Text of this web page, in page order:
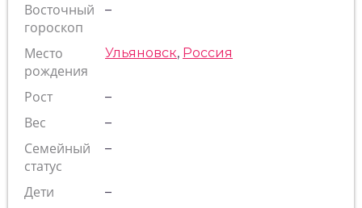
Восточный
гороскоп
–
Место
рождения
Ульяновск, Россия
Рост –
Вес –
Семейный
статус
–
Дети –